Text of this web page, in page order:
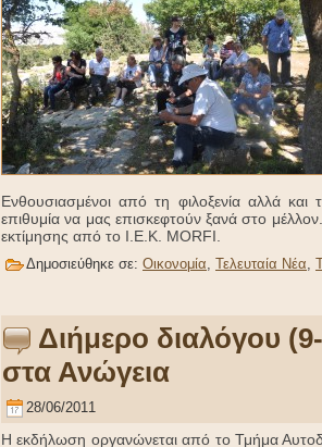
Ενθουσιασμένοι από τη φιλοξενία αλλά
επιθυμία να μας επισκεφτούν ξανά στο
εκτίμησης από το Ι.Ε.Κ. MORFI.
Δημοσιεύθηκε σε: Οικονομία, Τελευταία Νέα,
Διήμερο διαλόγου
στα Ανώγεια
28/06/2011
Η εκδήλωση οργανώνεται από το Τμήμα